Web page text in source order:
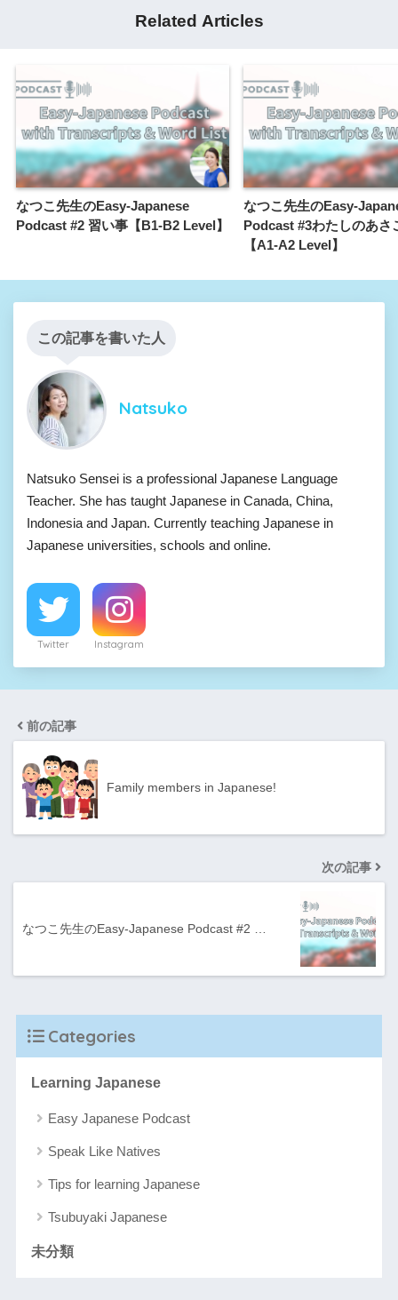
Related Articles
なつこ先生のEasy-Japanese
Podcast #2 習い事【B1-B2 Level】
なつこ先生のEasy-
Podcast #3わたしのあさ
【A1-A2 Level】
この記事を書いた人
Natsuko
Natsuko Sensei is a professional Japanese Language
Teacher. She has taught Japanese in Canada, China,
Indonesia and Japan. Currently teaching Japanese in
Japanese universities, schools and online.
Twitter Instagram
前の記事
Family members in Japanese!
次の記事
なつこ先生のEasy-Japanese Podcast #2 …
Categories
Learning Japanese
Easy Japanese Podcast
Speak Like Natives
Tips for learning Japanese
Tsubuyaki Japanese
未分類